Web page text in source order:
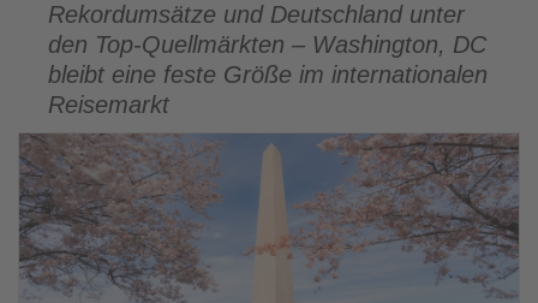
Rekordumsätze und Deutschland unter
den Top-Quellmärkten – Washington, DC
bleibt eine feste Größe im internationalen
Reisemarkt